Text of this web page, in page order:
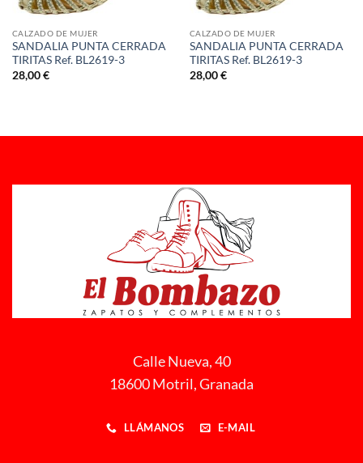
CALZADO DE MUJER
SANDALIA PUNTA CERRADA
TIRITAS Ref. BL2619-3
28,00€
CALZADO DE MUJER
SANDALIA PUNTA CERRADA
TIRITAS Ref. BL2619-3
28,00€
Calle Nueva, 40
18600 Motril, Granada
LLÁMANOS E-MAIL